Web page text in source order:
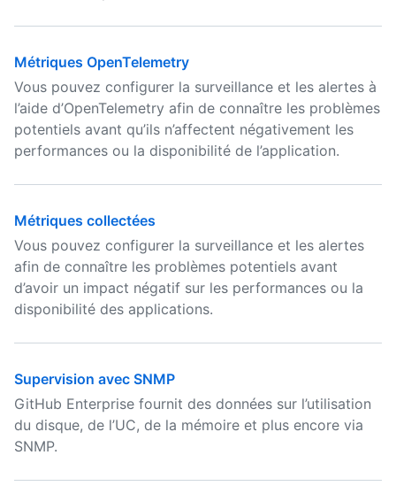
Métriques OpenTelemetry
Vous pouvez configurer la surveillance et les alertes à
l’aide d’OpenTelemetry afin de connaître les problèmes
potentiels avant qu’ils n’affectent négativement les
performances ou la disponibilité de l’application.
Métriques collectées
Vous pouvez configurer la surveillance et les alertes
afin de connaître les problèmes potentiels avant
d’avoir un impact négatif sur les performances ou la
disponibilité des applications.
Supervision avec SNMP
GitHub Enterprise fournit des données sur l’utilisation
du disque, de l’UC, de la mémoire et plus encore via
SNMP.